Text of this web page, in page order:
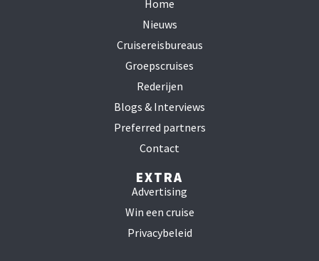
Home
Nieuws
Cruisereisbureaus
Groepscruises
Rederijen
Blogs & Interviews
Preferred partners
Contact
EXTRA
Advertising
Win een cruise
Privacybeleid